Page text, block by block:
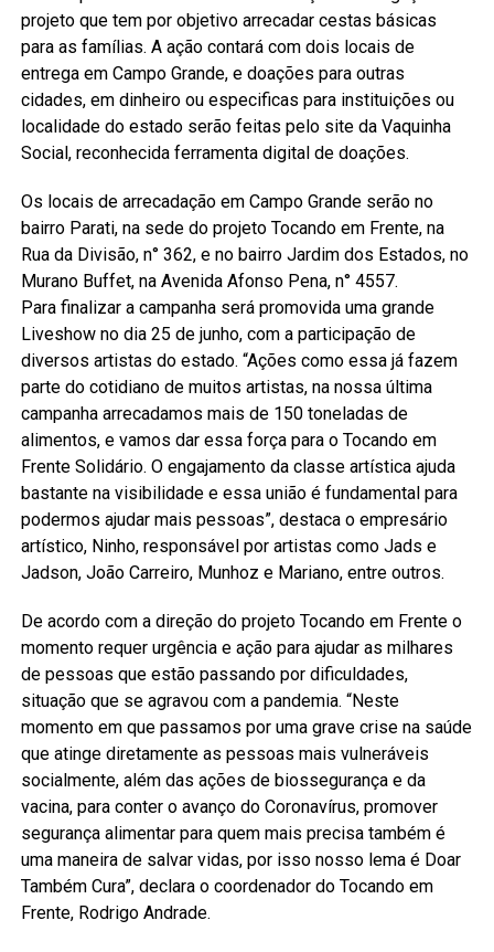
projeto que tem por objetivo arrecadar cestas básicas
para as famílias. A ação contará com dois locais de
entrega em Campo Grande, e doações para outras
cidades, em dinheiro ou especificas para instituições ou
localidade do estado serão feitas pelo site da Vaquinha
Social, reconhecida ferramenta digital de doações.
Os locais de arrecadação em Campo Grande serão no
bairro Parati, na sede do projeto Tocando em Frente, na
Rua da Divisão, n° 362, e no bairro Jardim dos Estados, no
Murano Buffet, na Avenida Afonso Pena, n° 4557.
Para finalizar a campanha será promovida uma grande
Liveshow no dia 25 de junho, com a participação de
diversos artistas do estado. “Ações como essa já fazem
parte do cotidiano de muitos artistas, na nossa última
campanha arrecadamos mais de 150 toneladas de
alimentos, e vamos dar essa força para o Tocando em
Frente Solidário. O engajamento da classe artística ajuda
bastante na visibilidade e essa união é fundamental para
podermos ajudar mais pessoas”, destaca o empresário
artístico, Ninho, responsável por artistas como Jads e
Jadson, João Carreiro, Munhoz e Mariano, entre outros.
De acordo com a direção do projeto Tocando em Frente o
momento requer urgência e ação para ajudar as milhares
de pessoas que estão passando por dificuldades,
situação que se agravou com a pandemia. “Neste
momento em que passamos por uma grave crise na saúde
que atinge diretamente as pessoas mais vulneráveis
socialmente, além das ações de biossegurança e da
vacina, para conter o avanço do Coronavírus, promover
segurança alimentar para quem mais precisa também é
uma maneira de salvar vidas, por isso nosso lema é Doar
Também Cura”, declara o coordenador do Tocando em
Frente, Rodrigo Andrade.